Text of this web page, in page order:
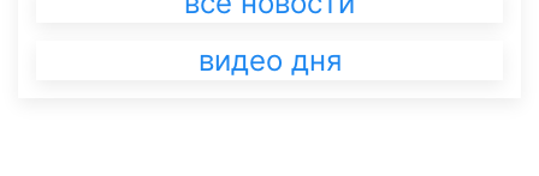
видео дня